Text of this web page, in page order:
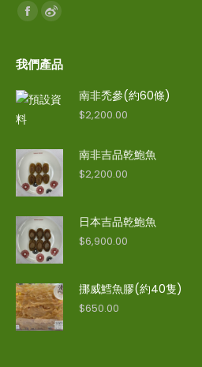
Find us on:
Facebook
Weibo
我們產品
南非禿參(約60條)
$2,200.00
南非吉品乾鮑魚
$2,200.00
日本吉品乾鮑魚
$6,900.00
挪威鱈魚膠(約40隻)
$650.00